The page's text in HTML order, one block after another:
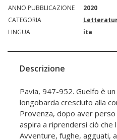
ANNO PUBBLICAZIONE
2020
CATEGORIA
LINGUA
ita
Descrizione
Pavia, 947-952. Guelfo è
longobarda cresciuto alla
Provenza, dopo aver
aspira a riprendersi ciò che
Avventure, fughe, agguati,